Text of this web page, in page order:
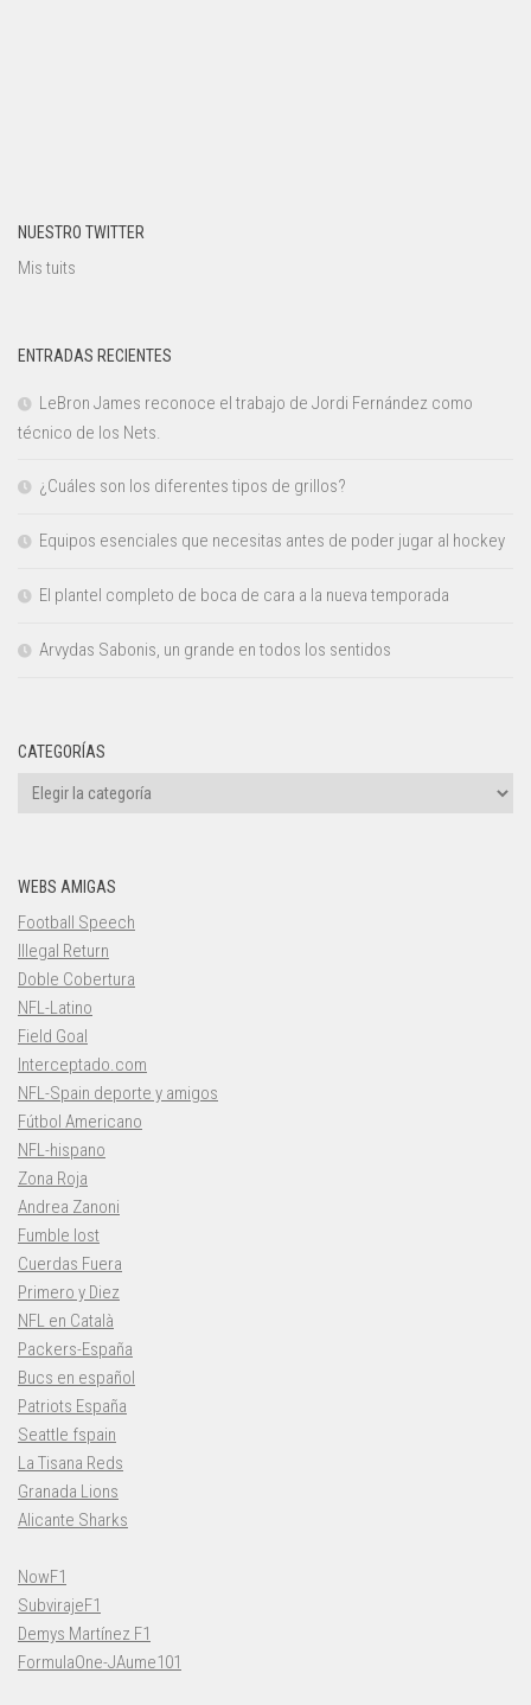
NUESTRO TWITTER
Mis tuits
ENTRADAS RECIENTES
LeBron James reconoce el trabajo de Jordi Fernández como
técnico de los Nets.
¿Cuáles son los diferentes tipos de grillos?
Equipos esenciales que necesitas antes de poder jugar al hockey
El plantel completo de boca de cara a la nueva temporada
Arvydas Sabonis, un grande en todos los sentidos
CATEGORÍAS
Categorías
WEBS AMIGAS
Football Speech
Illegal Return
Doble Cobertura
NFL-Latino
Field Goal
Interceptado.com
NFL-Spain deporte y amigos
Fútbol Americano
NFL-hispano
Zona Roja
Andrea Zanoni
Fumble lost
Cuerdas Fuera
Primero y Diez
NFL en Català
Packers-España
Bucs en español
Patriots España
Seattle fspain
La Tisana Reds
Granada Lions
Alicante Sharks
NowF1
SubvirajeF1
Demys Martínez F1
FormulaOne-JAume101